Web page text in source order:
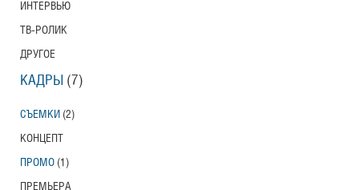
ИНТЕРВЬЮ
ТВ-РОЛИК
ДРУГОЕ
КАДРЫ (7)
СЪЕМКИ (2)
КОНЦЕПТ
ПРОМО (1)
ПРЕМЬЕРА